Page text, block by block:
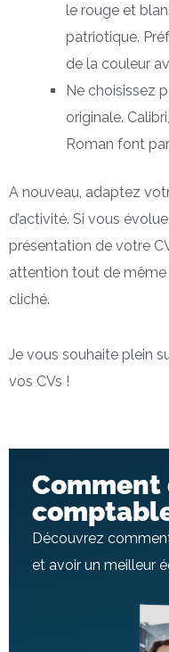
Comment
Découvrez
et avoir un meilleur
le rouge et
patriotique.
de la couleur
Ne choisissez
originale.
Roman font
A nouveau, adaptez
d’activité. Si vous
présentation de votre
attention tout de même
cliché.
Je vous souhaite plein
vos CVs !